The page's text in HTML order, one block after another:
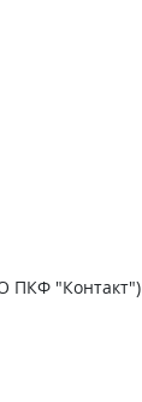
ПКФ "Контакт")